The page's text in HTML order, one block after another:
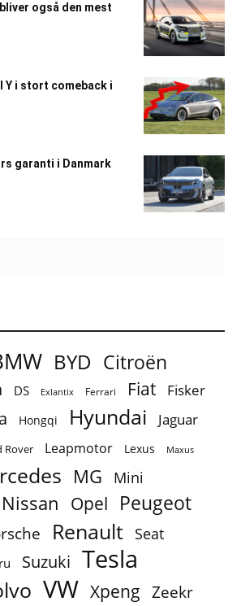
også den mest
Y i stort comeback i
garanti i Danmark
BYD Citroën
DS Exlantix Ferrari Fiat Fisker
Hongqi Hyundai Jaguar
Rover Leapmotor Lexus Maxus
MG Mini
Nissan Opel Peugeot
Renault Seat
Suzuki Tesla
VW Xpeng Zeekr